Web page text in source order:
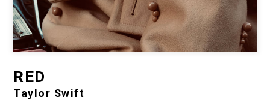
RED
Taylor Swift